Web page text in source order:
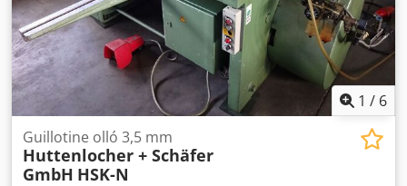
1 / 6
Guillotine olló 3,5 mm
Huttenlocher + Schäfer
GmbH HSK-N